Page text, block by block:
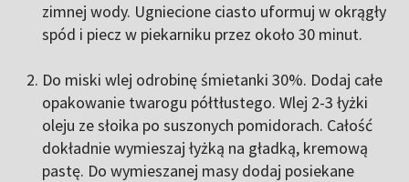
zimnej wody. Ugniecione ciasto uformuj w okrągły
spód i piecz w piekarniku przez około 30 minut.
Do miski wlej odrobinę śmietanki 30%. Dodaj całe
opakowanie twarogu półtłustego. Wlej 2-3 łyżki
oleju ze słoika po suszonych pomidorach. Całość
dokładnie wymieszaj łyżką na gładką, kremową
pastę. Do wymieszanej masy dodaj posiekane